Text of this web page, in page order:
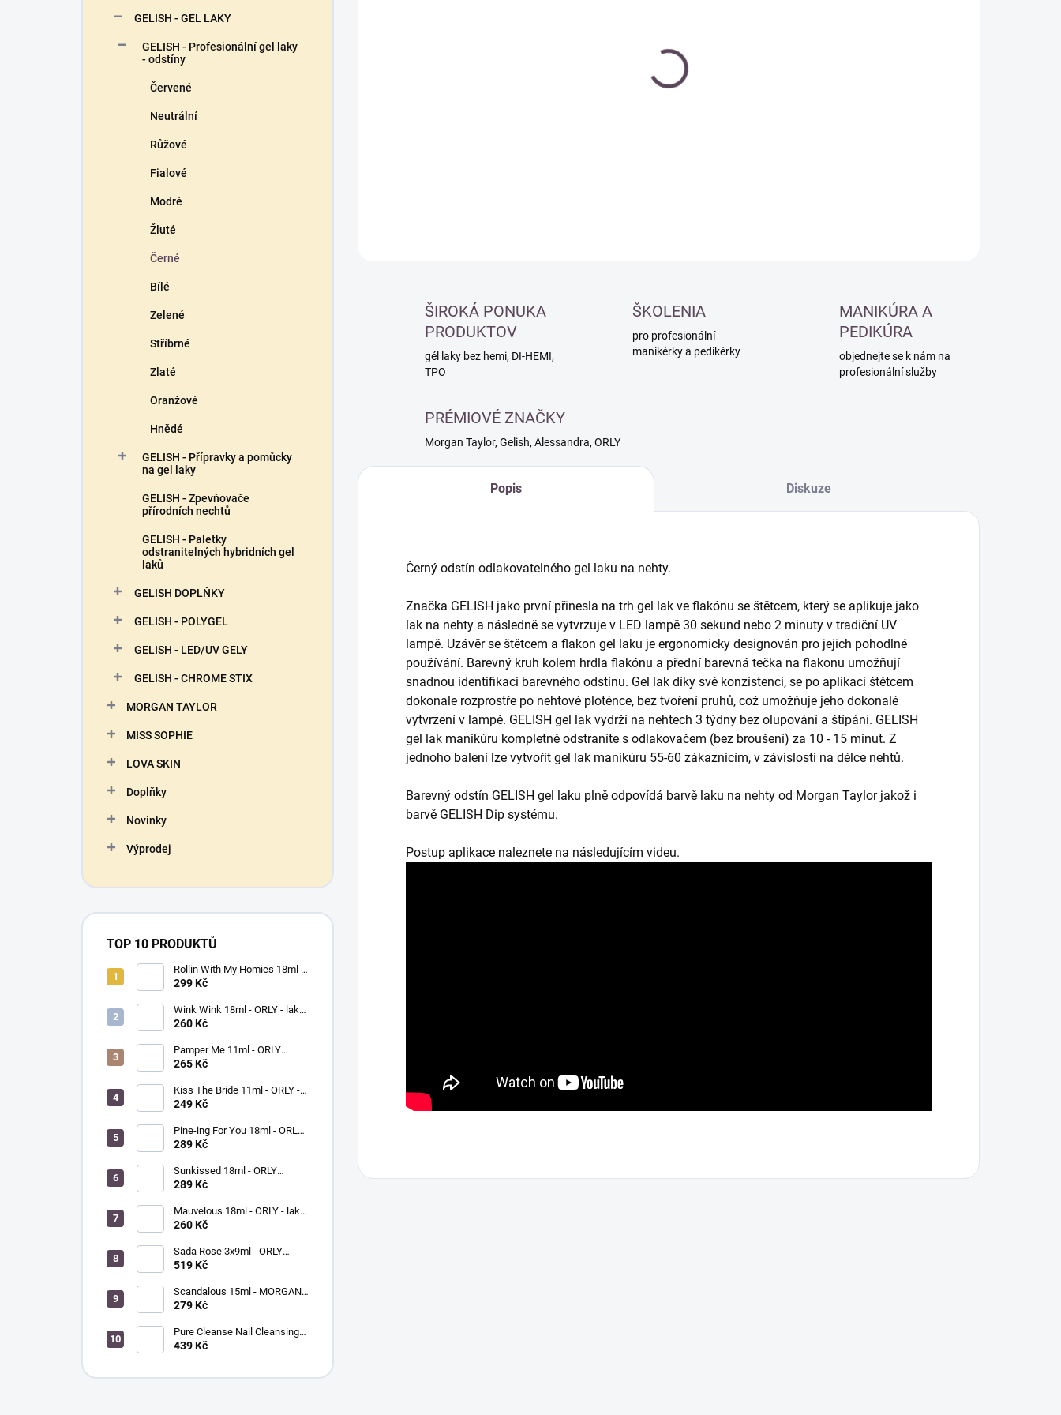
GELISH - GEL LAKY
GELISH - Profesionální gel laky
- odstíny
Červené
Neutrální
Růžové
Fialové
Modré
Žluté
Černé
Bílé
Zelené
Stříbrné
Zlaté
Oranžové
Hnědé
GELISH - Přípravky a pomůcky
na gel laky
GELISH - Zpevňovače
přírodních nechtů
GELISH - Paletky
odstranitelných hybridních gel
laků
GELISH DOPLŇKY
GELISH - POLYGEL
GELISH - LED/UV GELY
GELISH - CHROME STIX
MORGAN TAYLOR
MISS SOPHIE
LOVA SKIN
Doplňky
Novinky
Výprodej
TOP 10 PRODUKTŮ
Rollin With My Homies 18ml -
ORLY - lak na nehty
299 Kč
Wink Wink 18ml - ORLY - lak
na nehty
260 Kč
Pamper Me 11ml - ORLY
BREATHABLE - ošetřující lak
265 Kč
Kiss The Bride 11ml - ORLY -
lak na nehty
249 Kč
Pine-ing For You 18ml - ORLY
BREATHABLE - ošetřující
289 Kč
Sunkissed 18ml - ORLY
BREATHABLE - ošetřující
289 Kč
Mauvelous 18ml - ORLY - lak
na nehty
260 Kč
Sada Rose 3x9ml - ORLY
FRENCH MANICURE - sada
519 Kč
Scandalous 15ml - MORGAN
TAYLOR - lak na nehty
279 Kč
Pure Cleanse Nail Cleansing
Spray 120ml - MORGAN
439 Kč
ŠIROKÁ PONUKA
PRODUKTOV
gél laky bez hemi, DI-HEMI,
TPO
ŠKOLENIA
pro profesionální
manikérky a pedikérky
MANIKÚRA A
PEDIKÚRA
objednejte se k nám na
profesionální služby
PRÉMIOVÉ ZNAČKY
Morgan Taylor, Gelish, Alessandra, ORLY
Popis Diskuze
Černý odstín odlakovatelného gel laku na nehty.
Značka GELISH jako první přinesla na trh gel lak ve flakónu se štětcem, který se aplikuje jako
lak na nehty a následně se vytvrzuje v LED lampě 30 sekund nebo 2 minuty v tradiční UV
lampě. Uzávěr se štětcem a flakon gel laku je ergonomicky designován pro jejich pohodlné
používání. Barevný kruh kolem hrdla flakónu a přední barevná tečka na flakonu umožňují
snadnou identifikaci barevného odstínu. Gel lak díky své konzistenci, se po aplikaci štětcem
dokonale rozprostře po nehtové ploténce, bez tvoření pruhů, což umožňuje jeho dokonalé
vytvrzení v lampě. GELISH gel lak vydrží na nehtech 3 týdny bez olupování a štípání. GELISH
gel lak manikúru kompletně odstraníte s odlakovačem (bez broušení) za 10 - 15 minut. Z
jednoho balení lze vytvořit gel lak manikúru 55-60 zákaznicím, v závislosti na délce nehtů.
Barevný odstín GELISH gel laku plně odpovídá barvě laku na nehty od Morgan Taylor jakož i
barvě GELISH Dip systému.
Postup aplikace naleznete na následujícím videu.